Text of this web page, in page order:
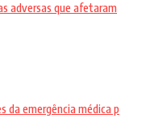
adversas que afetaram
da emergência médica p